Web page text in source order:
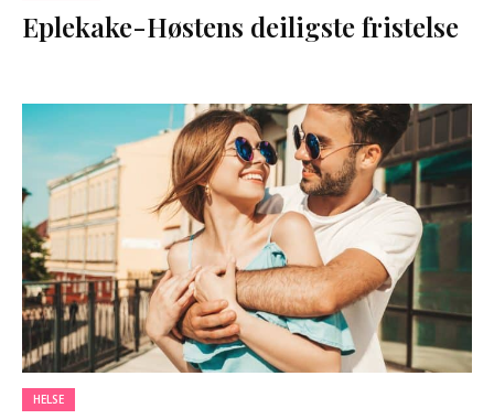
Eplekake-Høstens deiligste fristelse
HELSE